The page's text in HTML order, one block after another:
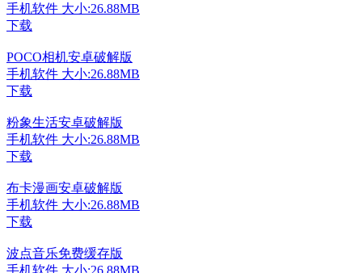
手机软件 大小:26.88MB
下载
POCO相机安卓破解版
手机软件 大小:26.88MB
下载
粉象生活安卓破解版
手机软件 大小:26.88MB
下载
布卡漫画安卓破解版
手机软件 大小:26.88MB
下载
波点音乐免费缓存版
手机软件 大小:26.88MB